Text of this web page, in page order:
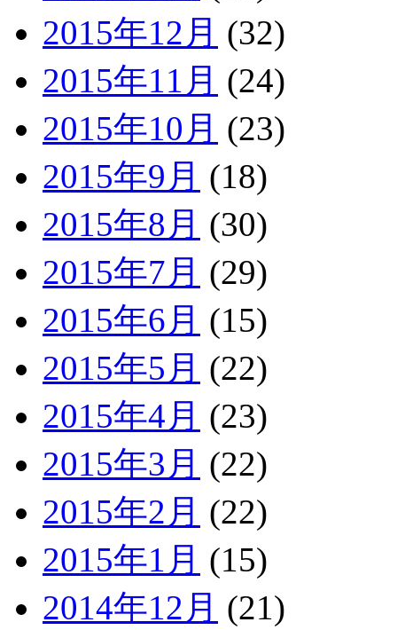
2015年12月 (32)
2015年11月 (24)
2015年10月 (23)
2015年9月 (18)
2015年8月 (30)
2015年7月 (29)
2015年6月 (15)
2015年5月 (22)
2015年4月 (23)
2015年3月 (22)
2015年2月 (22)
2015年1月 (15)
2014年12月 (21)